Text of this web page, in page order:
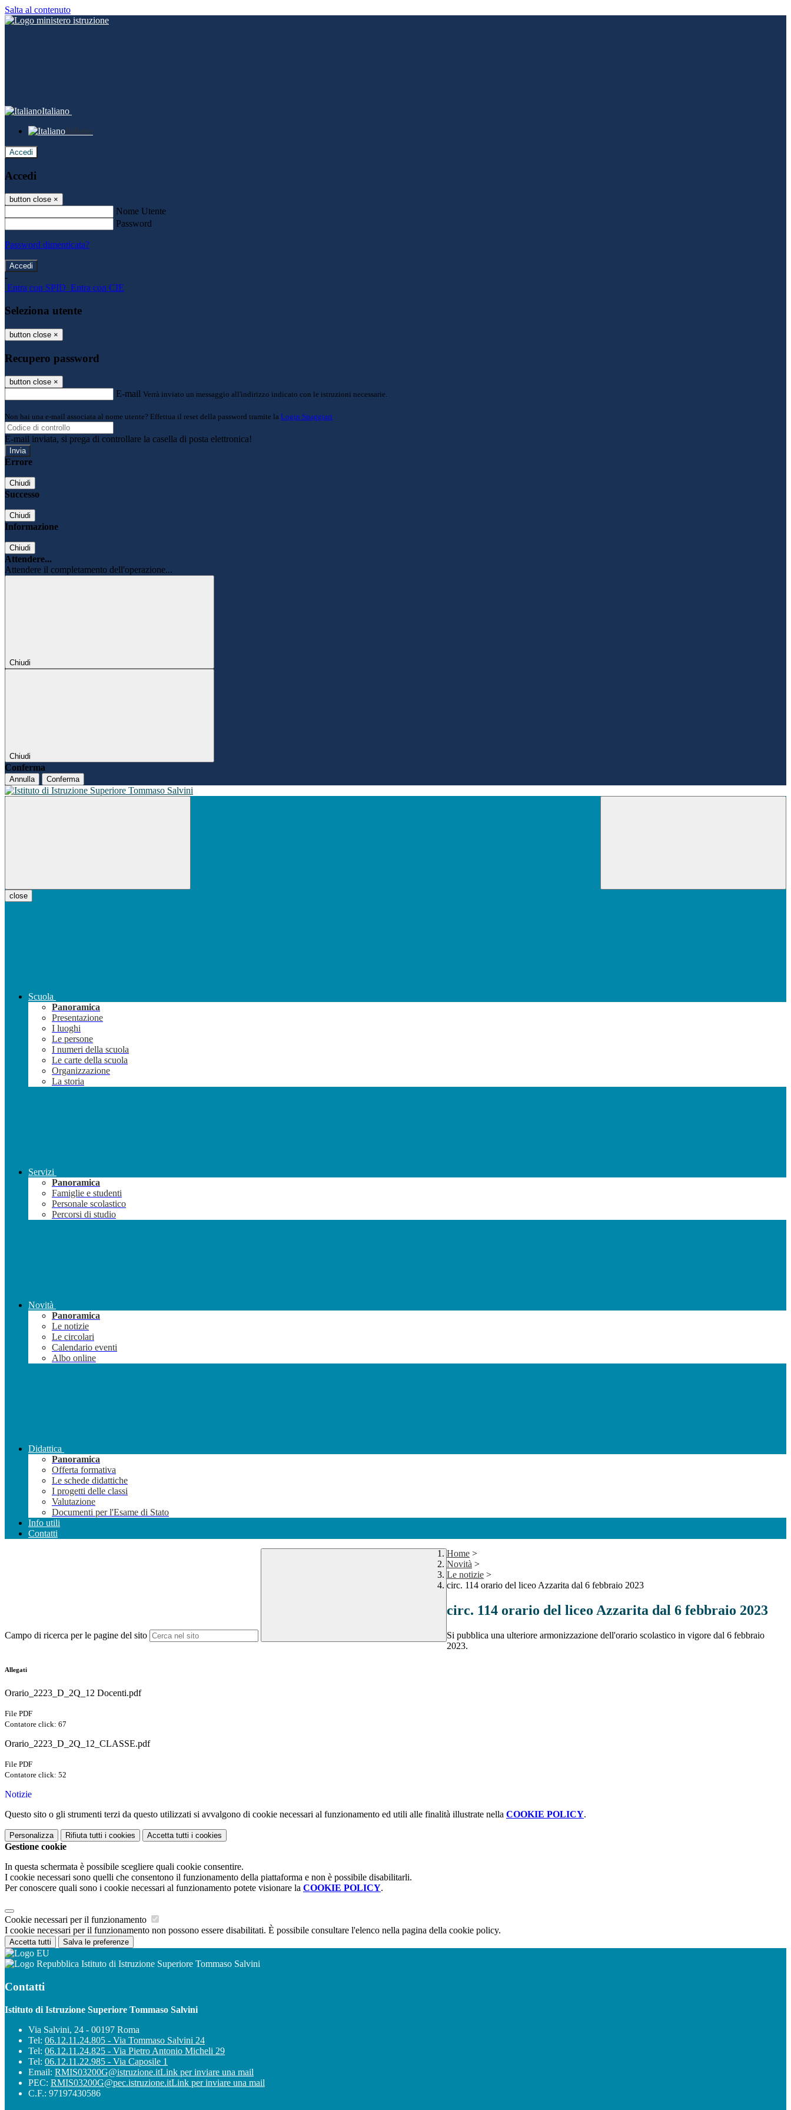
Salta al contenuto
Italiano
Italiano
Accedi
Accedi
button close ×
Nome Utente
Password
Password dimenticata?
-
Entra con SPID Entra con CIE
Seleziona utente
button close ×
Recupero password
button close ×
E-mail Verrà inviato un messaggio all'indirizzo indicato con le istruzioni necessarie.
Non hai una e-mail associata al nome utente? Effettua il reset della password tramite la Login Spaggiari
E-mail inviata, si prega di controllare la casella di posta elettronica!
Errore
Chiudi
Successo
Chiudi
Informazione
Chiudi
Attendere...
Attendere il completamento dell'operazione...
Chiudi
Chiudi
Conferma
Annulla Conferma
close
Scuola
Panoramica
Presentazione
I luoghi
Le persone
I numeri della scuola
Le carte della scuola
Organizzazione
La storia
Servizi
Panoramica
Famiglie e studenti
Personale scolastico
Percorsi di studio
Novità
Panoramica
Le notizie
Le circolari
Calendario eventi
Albo online
Didattica
Panoramica
Offerta formativa
Le schede didattiche
I progetti delle classi
Valutazione
Documenti per l'Esame di Stato
Info utili
Contatti
Campo di ricerca per le pagine del sito
Home >
Novità >
Le notizie >
circ. 114 orario del liceo Azzarita dal 6 febbraio 2023
circ. 114 orario del liceo Azzarita dal 6 febbraio 2023
Si pubblica una ulteriore armonizzazione dell'orario scolastico in vigore dal 6 febbraio
2023.
Allegati
Orario_2223_D_2Q_12 Docenti.pdf
File PDF
Contatore click: 67
Orario_2223_D_2Q_12_CLASSE.pdf
File PDF
Contatore click: 52
Notizie
Questo sito o gli strumenti terzi da questo utilizzati si avvalgono di cookie necessari al funzionamento ed utili alle finalità illustrate nella COOKIE POLICY.
Personalizza Rifiuta tutti i cookies Accetta tutti i cookies
Gestione cookie
In questa schermata è possibile scegliere quali cookie consentire.
I cookie necessari sono quelli che consentono il funzionamento della piattaforma e non è possibile disabilitarli.
Per conoscere quali sono i cookie necessari al funzionamento potete visionare la COOKIE POLICY.
Cookie necessari per il funzionamento
I cookie necessari per il funzionamento non possono essere disabilitati. È possibile consultare l'elenco nella pagina della cookie policy.
Accetta tutti Salva le preferenze
Istituto di Istruzione Superiore Tommaso Salvini
Contatti
Istituto di Istruzione Superiore Tommaso Salvini
Via Salvini, 24 - 00197 Roma
Tel: 06.12.11.24.805 - Via Tommaso Salvini 24
Tel: 06.12.11.24.825 - Via Pietro Antonio Micheli 29
Tel: 06.12.11.22.985 - Via Caposile 1
Email: RMIS03200G@istruzione.itLink per inviare una mail
PEC: RMIS03200G@pec.istruzione.itLink per inviare una mail
C.F.: 97197430586